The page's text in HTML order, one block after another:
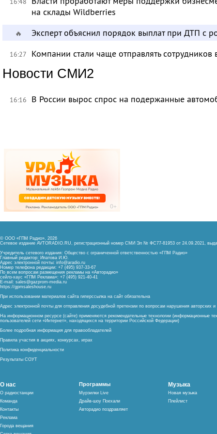
на склады Wildberries
🔥 Эксперт объяснил порядок выплат при ДТП с
16:27 Компании стали чаще отправлять сотрудников
Новости СМИ2
16:16 В России вырос спрос на подержанные
© ООО «ГПМ Радио», 2026
Сетевое издание AVTORADIO.RU, регистрационный номер СМИ Эл № ФС77-81953 от 24.09.2021,
Учредитель сетевого издания: Общество с ограниченной ответственностью «ГПМ Радио»
Главный редактор: Ипатова И.Ю.
Адрес электронной почты: info@aradio.ru
Номер телефона редакции: +7 (495) 937-33-67
По всем вопросам размещения рекламы на «Авторадио»
сейлз-хаус «ГПМ Реклама»: +7 (495) 921-40-41
E-mail: sales@gazprom-media.ru
https://gpmsaleshouse.ru
При использовании материалов сайта гиперссылка на сайт обязательна
Адрес электронной почты для отправления досудебной претензии по вопросам нарушения авторских
На информационном ресурсе (сайте) применяются рекомендательные технологии (информационные
пользователей сети «Интернет», находящихся на территории Российской Федерации)
Более подробная информация для правообладателей
Правила участия в акциях, конкурсах, играх
Политика конфиденциальности
Результаты СОУТ
О нас
О радиостанции
Команда
Контакты
Реклама
Города вещания
Программы
Мурзилки Live
Драйв-шоу Поехали
Авторадио поздравляет
Музыка
Новая музыка
Плейлист